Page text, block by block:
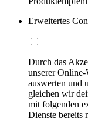
Erweitertes
Durch das
unserer Online-
auswerten und
gleichen wir
mit folgenden
Dienste bereits